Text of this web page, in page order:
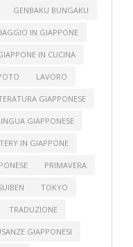
GENBAKU BUNGAKU
IN GIAPPONE
IN CUCINA
LAVORO
GIAPPONESE
GIAPPONESE
IN GIAPPONE
PRIMAVERA
TOKYO
TRADUZIONE
GIAPPONESI